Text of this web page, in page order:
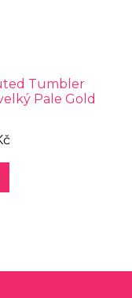
Tumbler
Pale Gold